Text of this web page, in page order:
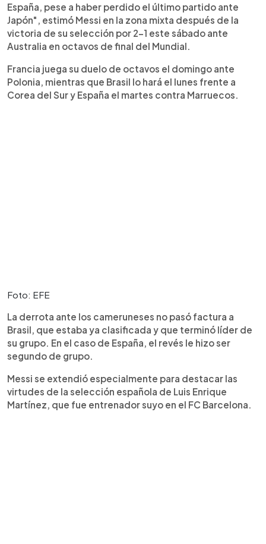
España, pese a haber perdido el último partido ante
Japón", estimó Messi en la zona mixta después de la
victoria de su selección por 2-1 este sábado ante
Australia en octavos de final del Mundial.
Francia juega su duelo de octavos el domingo ante
Polonia, mientras que Brasil lo hará el lunes frente a
Corea del Sur y España el martes contra Marruecos.
Foto: EFE
La derrota ante los cameruneses no pasó factura a
Brasil, que estaba ya clasificada y que terminó líder de
su grupo. En el caso de España, el revés le hizo ser
segundo de grupo.
Messi se extendió especialmente para destacar las
virtudes de la selección española de Luis Enrique
Martínez, que fue entrenador suyo en el FC Barcelona.